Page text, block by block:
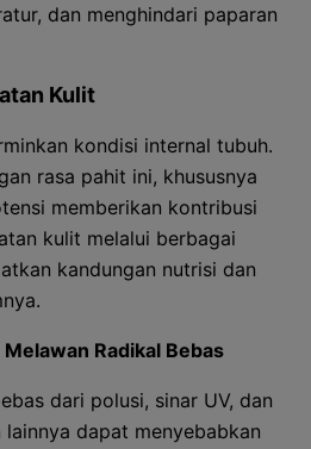
dan menghindari paparan
Kulit
kondisi internal tubuh.
rasa pahit ini, khususnya
memberikan kontribusi
kulit melalui berbagai
kandungan nutrisi dan
Radikal Bebas
dari polusi, sinar UV, dan
dapat menyebabkan